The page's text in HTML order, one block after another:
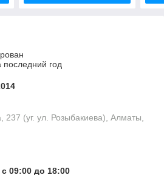
последний год
237 (уг. ул. Розыбакиева), Алматы,
09:00 до 18:00